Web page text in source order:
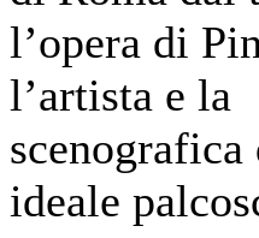
l’opera di
l’artista e la
ideale